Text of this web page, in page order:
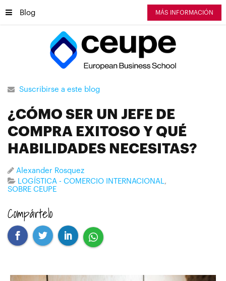
Blog MÁS INFORMACIÓN
Suscribirse a este blog
¿CÓMO SER UN JEFE DE
COMPRA EXITOSO Y QUÉ
HABILIDADES NECESITAS?
Alexander Rosquez
LOGÍSTICA - COMERCIO INTERNACIONAL
SOBRE CEUPE
Compártelo